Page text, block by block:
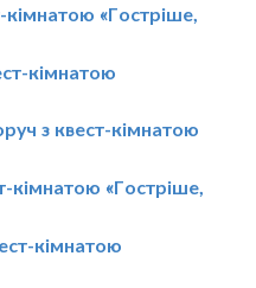
кімнатою «Гостріше,
кімнатою
з квест-кімнатою
кімнатою «Гостріше,
кімнатою